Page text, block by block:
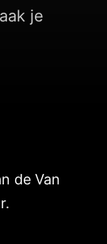
je
de Van